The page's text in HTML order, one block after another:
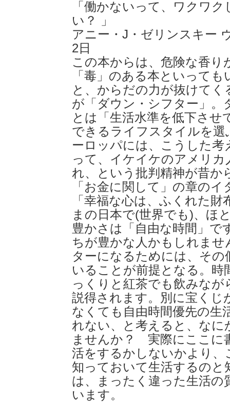
「働かないって、ワクワク
い？ 」
アニー・J・ゼリンスキー
2日
この本からは、危険な香り
「毒」のある本といって
と、からだの力が抜けてく
が「ダウン・シフター」。
とは「生活水準を低下させ
できるライフスタイルを選
ーロッパには、こうした考
って、イケイケのアメリ
れ、という批判精神が昔か
「お金に関して」の章の
「幸福な心は、ふくれた
まの日本で(世界でも)、ほ
豊かさは「自由な時間」で
ちが豊かな人かもしれませ
ターになるためには、その
いることが前提となる。時
っくりと紅茶でも飲みなが
説得されます。別に宝くじ
なくても自由時間優先の生
れない、と考えると、なに
ませんか？ 実際にここに
活をするかしないかより、
知っておいて生活するのと
は、まったく違った生活の
います。